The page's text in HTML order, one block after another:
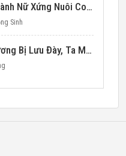
Thập Niên 70 Trở Thành Nữ Xứng Nuôi Con Làm Giàu
Sinh
Cả Gia Đình Trung Lương Bị Lưu Đày, Ta Mang Không Gian Cứu Cả Nhà